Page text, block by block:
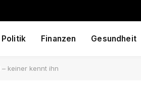
Politik Finanzen Gesundheit
– keiner kennt ihn